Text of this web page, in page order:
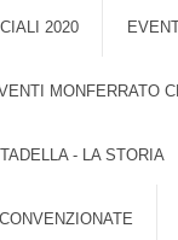
2020
MONFERRATO
- LA STORIA